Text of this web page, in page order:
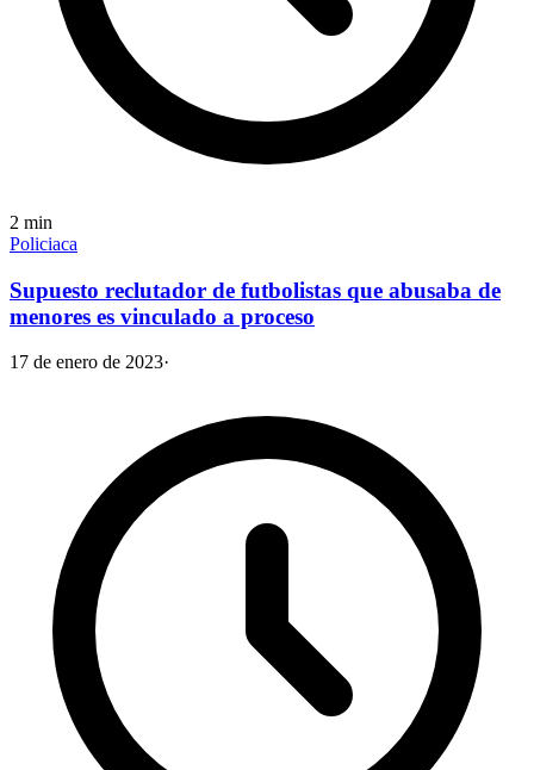
2 min
Policiaca
Supuesto reclutador de futbolistas que abusaba de
menores es vinculado a proceso
17 de enero de 2023·